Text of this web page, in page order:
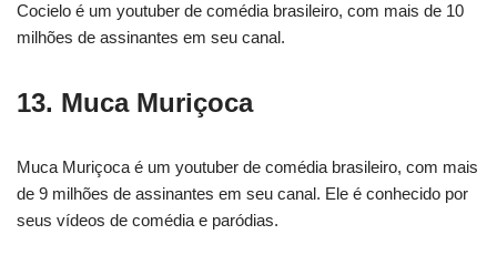
Cocielo é um youtuber de comédia brasileiro, com mais de 10
milhões de assinantes em seu canal.
13. Muca Muriçoca
Muca Muriçoca é um youtuber de comédia brasileiro, com mais
de 9 milhões de assinantes em seu canal. Ele é conhecido por
seus vídeos de comédia e paródias.